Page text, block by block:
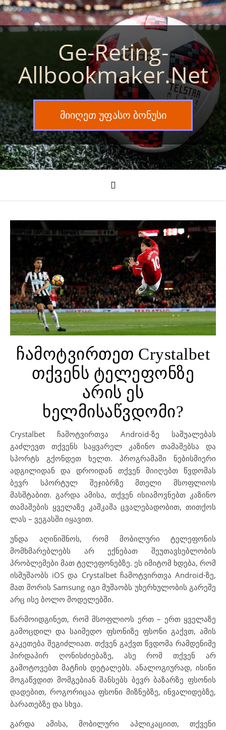
Ge-Reting-
Allbookmaker.net
მიიღეთ უფასო ბონუსი
ჩამოტვირთეთ Crystalbet
თქვენს ტელეფონზე
არის ეს
ხელმისაწვდომი?
Crystalbet ჩამოტვირთვა Android-ზე საშუალებას
გაძლევთ თქვენს საყვარელ კაზინო თამაშებსა და
სპორტს გქონდეთ ხელთ. პროგრამაში ნებისმიერი
ადგილიდან და დროიდან თქვენ მიიღებთ წვდომას
ბევრ სპორტულ შეჯიბრზე მთელი მსოფლიოს
მასშტაბით. გარდა ამისა, თქვენ ისიამოვნებთ კაზინო
თამაშების ყველაზე კაშკაშა ცვალებადობით, თითქოს
ლას – ვეგასში იყავით.
უნდა აღინიშნოს, რომ მობილური ტელეფონის
მომხმარებლებს არ ექნებათ შეუთავსებლობის
პრობლემები მათ ტელეფონებზე. ეს იმიტომ ხდება, რომ
ისმუშაობს iOS და Crystalbet ჩამოტვირთვა Android-ზე,
მათ შორის Samsung იგი მუშაობს უხერხულობის გარეშე
არც ისე ბოლო მოდელებში.
წარმოიდგინეთ, რომ მსოფლიოს ერთ – ერთ ყველაზე
გამოცდილ და საიმედო ფსონიზე ფსონი გაქვთ, ამის
გაკეთება შეგიძლიათ. თქვენ გაქვთ წვდომა რამდენიმე
პირდაპირ ღონისძიებაზე, ასე რომ თქვენ არ
გამოტოვებთ მატჩის დეტალებს. ანალოგიურად, ისინი
მოგაწვდით მომგებიან შანსებს ბევრ ბაზარზე ფსონის
დადებით, როგორიცაა ფსონი მიზნებზე, ინვალიდებზე,
ბარათებზე და სხვა.
გარდა ამისა, მობილური აპლიკაციით, თქვენი